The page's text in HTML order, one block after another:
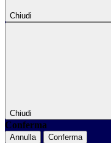
Chiudi
Chiudi
Conferma
Annulla Conferma